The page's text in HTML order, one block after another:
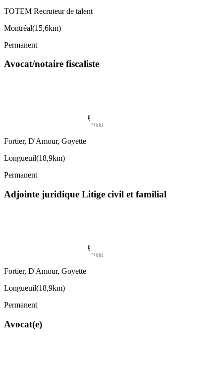
TOTEM Recruteur de talent
Montréal(15,6km)
Permanent
Avocat/notaire fiscaliste
Fortier, D'Amour, Goyette
Longueuil(18,9km)
Permanent
Adjointe juridique Litige civil et familial
Fortier, D'Amour, Goyette
Longueuil(18,9km)
Permanent
Avocat(e)